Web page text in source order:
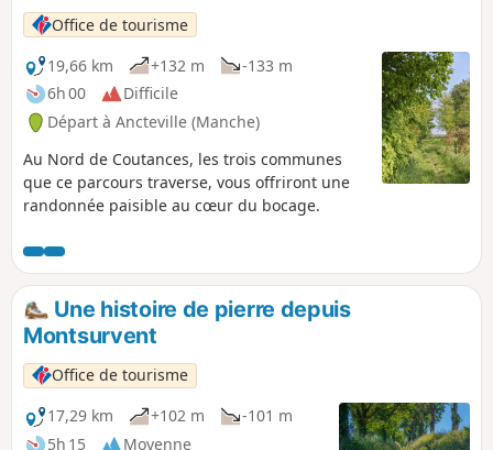
Office de tourisme
19,66 km
+132 m
-133 m
6h 00
Difficile
Départ à Ancteville (Manche)
Au Nord de Coutances, les trois communes
que ce parcours traverse, vous offriront une
randonnée paisible au cœur du bocage.
Une histoire de pierre depuis
Montsurvent
Office de tourisme
17,29 km
+102 m
-101 m
5h 15
Moyenne